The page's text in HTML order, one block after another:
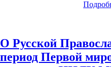
О Русской
период Первой